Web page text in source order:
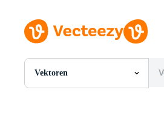
Vektoren
Alle Bilder